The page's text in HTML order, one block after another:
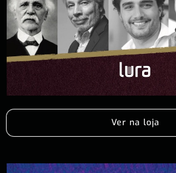
Ver na loja